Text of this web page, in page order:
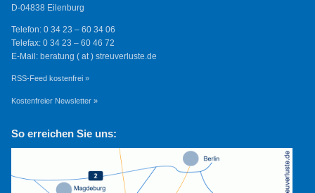
D-04838 Eilenburg
Telefon: 0 34 23 – 60 34 06
Telefax: 0 34 23 – 60 46 72
E-Mail: beratung ( at ) streuverluste.de
RSS-Feed kostenfrei »
Kostenfreier Newsletter »
So erreichen Sie uns: